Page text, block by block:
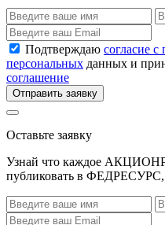
Подтверждаю согласие
персональных данных и
соглашение
Отправить заявку
Оставьте заявку
Узнай что каждое
публиковать в ФЕДРЕСУРС,